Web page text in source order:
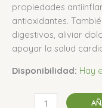
propiedades
antioxidantes.
digestivos, aliviar
apoyar la salud
Disponibilidad: Hay